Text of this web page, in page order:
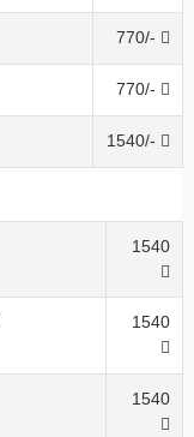
770/-
770/-
1540/-
1540
1540
1540